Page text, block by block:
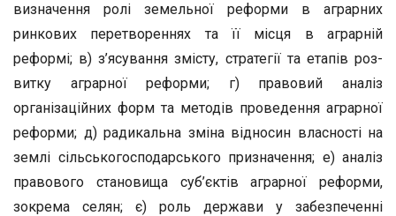
визначення ро­лі земельної реформи в аграрних
ринкових перетвореннях та її міс­ця в аграрній
реформі; в) з’ясування змісту, стратегії та етапів роз­
витку аграрної реформи; г) правовий аналіз
організаційних форм та методів проведення аграрної
реформи; д) радикальна зміна відно­син власності на
землі сільськогосподарського призначення; е) ана­ліз
правового становища суб’єктів аграрної реформи,
зокрема се­лян; є) роль держави у забезпеченні